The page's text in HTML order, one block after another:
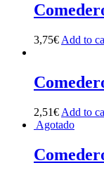
3,75€ Add to
2,51€ Add to
Agotado